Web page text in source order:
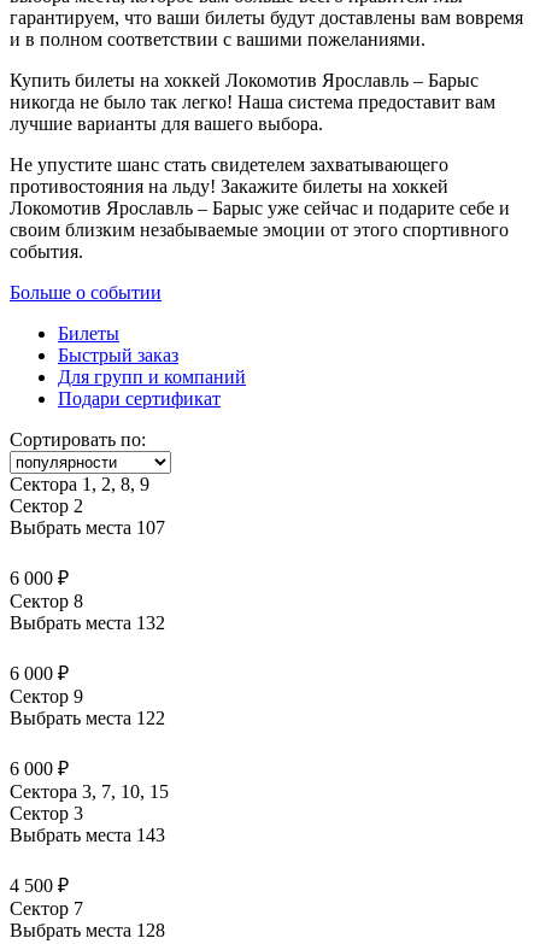
гарантируем, что ваши билеты будут доставлены вам вовремя
и в полном соответствии с вашими пожеланиями.
Купить билеты на хоккей Локомотив Ярославль – Барыс
никогда не было так легко! Наша система предоставит вам
лучшие варианты для вашего выбора.
Не упустите шанс стать свидетелем захватывающего
противостояния на льду! Закажите билеты на хоккей
Локомотив Ярославль – Барыс уже сейчас и подарите себе и
своим близким незабываемые эмоции от этого спортивного
события.
Больше о событии
Билеты
Быстрый заказ
Для групп и компаний
Подари сертификат
Сортировать по:
Сектора 1, 2, 8, 9
Сектор 2
Выбрать места 107
6 000 ₽
Сектор 8
Выбрать места 132
6 000 ₽
Сектор 9
Выбрать места 122
6 000 ₽
Сектора 3, 7, 10, 15
Сектор 3
Выбрать места 143
4 500 ₽
Сектор 7
Выбрать места 128